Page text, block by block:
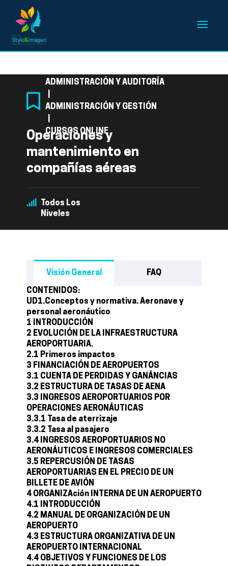
ADMINISTRACIÓN Y AUDITORÍA
ADMINISTRACIÓN Y GESTIÓN
CURSOS ONLINE
Operaciones y
mantenimiento en
compañías aéreas
Todos Los
Niveles
Visión General FAQ
CONTENIDOS:
UD1.Conceptos y normativa. Aeronave y
personal aeronáutico
1 INTRODUCCIÓN
2 EVOLUCIÓN DE LA INFRAESTRUCTURA
AEROPORTUARIA.
2.1 Primeros impactos
3 FINANCIACIÓN DE AEROPUERTOS
3.1 CUENTA DE PERDIDAS Y GANÁNCIAS
3.2 ESTRUCTURA DE TASAS DE AENA
3.3 INGRESOS AEROPORTUARIOS POR
OPERACIONES AERONÁUTICAS
3.3.1 Tasa de aterrizaje
3.3.2 Tasa al pasajero
3.4 INGRESOS AEROPORTUARIOS NO
AERONÁUTICOS E INGRESOS COMERCIALES
3.5 REPERCUSIÓN DE TASAS
AEROPORTUARIAS EN EL PRECIO DE UN
BILLETE DE AVIÓN
4 ORGANIZAción INTERNA DE UN AEROPUERTO
4.1 INTRODUCCIÓN
4.2 MANUAL DE ORGANIZACIÓN DE UN
AEROPUERTO
4.3 ESTRUCTURA ORGANIZATIVA DE UN
AEROPUERTO INTERNACIONAL
4.4 OBJETIVOS Y FUNCIONES DE LOS